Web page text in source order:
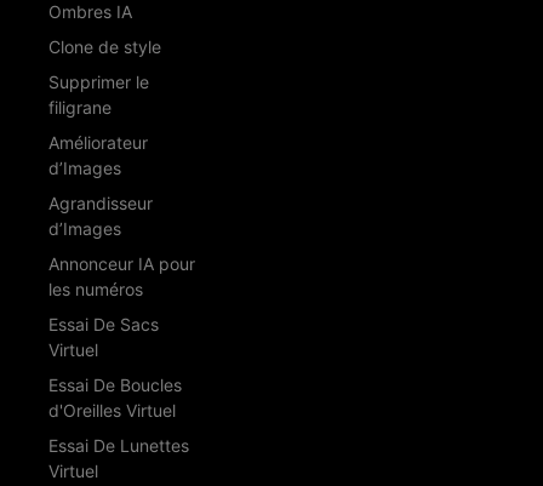
Ombres IA
Clone de style
Supprimer le
filigrane
Améliorateur
d’Images
Agrandisseur
d’Images
Annonceur IA pour
les numéros
Essai De Sacs
Virtuel
Essai De Boucles
d'Oreilles Virtuel
Essai De Lunettes
Virtuel